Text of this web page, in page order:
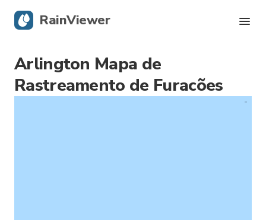
Arlington Mapa de
Rastreamento de Furacões
RainViewer
Radar Ao Vivo
Rastreamento de Furacões